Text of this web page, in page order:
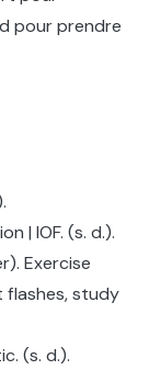
pour prendre
| IOF. (s. d.).
Exercise
flashes, study
(s. d.).